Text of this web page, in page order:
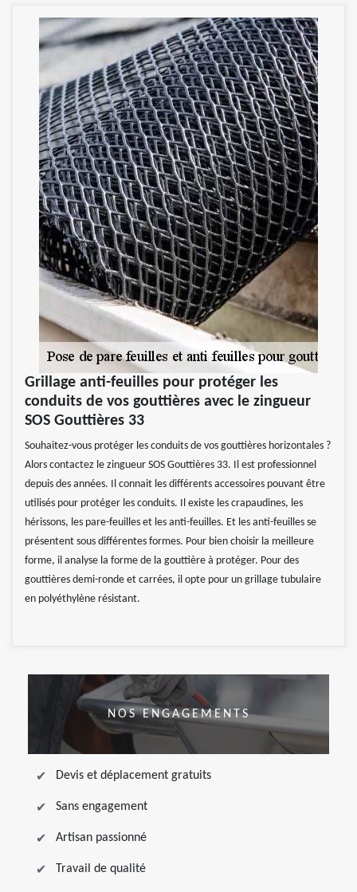
Grillage anti-feuilles pour protéger les
conduits de vos gouttières avec le zingueur
SOS Gouttières 33
Souhaitez-vous protéger les conduits de vos gouttières horizontales ?
Alors contactez le zingueur SOS Gouttières 33. Il est professionnel
depuis des années. Il connait les différents accessoires pouvant être
utilisés pour protéger les conduits. Il existe les crapaudines, les
hérissons, les pare-feuilles et les anti-feuilles. Et les anti-feuilles se
présentent sous différentes formes. Pour bien choisir la meilleure
forme, il analyse la forme de la gouttière à protéger. Pour des
gouttières demi-ronde et carrées, il opte pour un grillage tubulaire
en polyéthylène résistant.
NOS ENGAGEMENTS
Devis et déplacement gratuits
Sans engagement
Artisan passionné
Travail de qualité